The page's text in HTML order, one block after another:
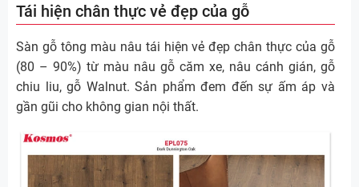
Tái hiện chân thực vẻ đẹp của gỗ
Sàn gỗ tông màu nâu tái hiện vẻ đẹp chân thực của gỗ
(80 – 90%) từ màu nâu gỗ căm xe, nâu cánh gián, gỗ
chiu liu, gỗ Walnut. Sản phẩm đem đến sự ấm áp và
gần gũi cho không gian nội thất.